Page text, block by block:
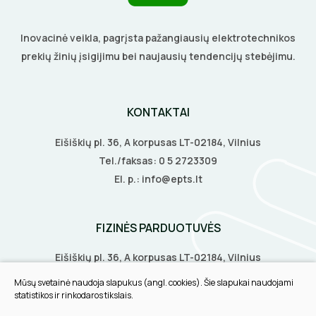
Inovacinė veikla, pagrįsta pažangiausių elektrotechnikos
prekių žinių įsigijimu bei naujausių tendencijų stebėjimu.
KONTAKTAI
Eišiškių pl. 36, A korpusas LT-02184, Vilnius
Tel./faksas: 0 5 2723309
El. p.: info@epts.lt
FIZINĖS PARDUOTUVĖS
Eišiškių pl. 36, A korpusas LT-02184, Vilnius
Biruliškių g. 8, LT-52168, Kaunas
Tilžės g. 60, LT-91108, Klaipėda
Mūsų svetainė naudoja slapukus (angl. cookies). Šie slapukai naudojami
statistikos ir rinkodaros tikslais.